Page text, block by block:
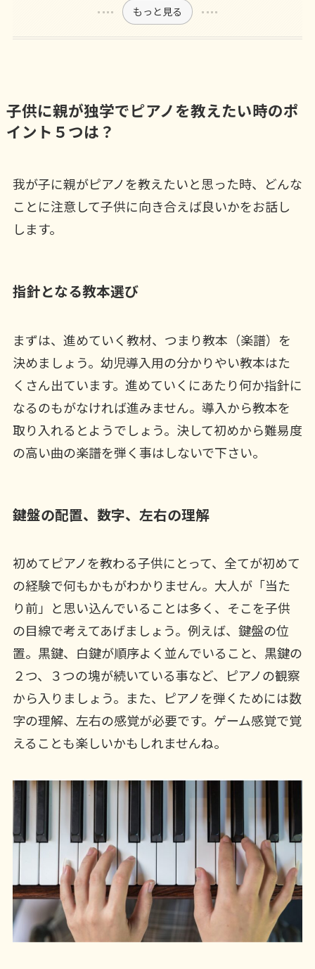
もっと見る
子供に親が独学でピアノを教えたい時のポ
イント５つは？
我が子に親がピアノを教えたいと思った時、どんな
ことに注意して子供に向き合えば良いかをお話し
します。
指針となる教本選び
まずは、進めていく教材、つまり教本（楽譜）を
決めましょう。幼児導入用の分かりやい教本はた
くさん出ています。進めていくにあたり何か指針に
なるのもがなければ進みません。導入から教本を
取り入れるとようでしょう。決して初めから難易度
の高い曲の楽譜を弾く事はしないで下さい。
鍵盤の配置、数字、左右の理解
初めてピアノを教わる子供にとって、全てが初めて
の経験で何もかもがわかりません。大人が「当た
り前」と思い込んでいることは多く、そこを子供
の目線で考えてあげましょう。例えば、鍵盤の位
置。黒鍵、白鍵が順序よく並んでいること、黒鍵の
２つ、３つの塊が続いている事など、ピアノの観察
から入りましょう。また、ピアノを弾くためには数
字の理解、左右の感覚が必要です。ゲーム感覚で覚
えることも楽しいかもしれませんね。